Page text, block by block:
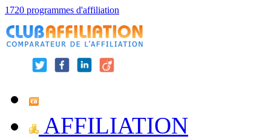
1720 programmes d'affiliation
AFFILIATION